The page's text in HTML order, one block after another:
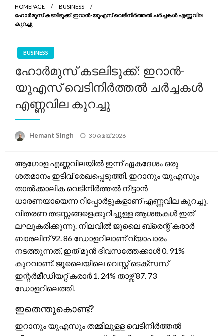
HOMEPAGE
BUSINESS
ഹോർമുസ് കടലിടുക്ക്: ഇറാൻ-യുഎസ് വെടിനിർത്തൽ ചർച്ചകൾ എണ്ണവില
കുറച്ചു
BUSINESS
ഹോർമുസ് കടലിടുക്ക്: ഇറാൻ-
യുഎസ് വെടിനിർത്തൽ ചർച്ചകൾ
എണ്ണവില കുറച്ചു
Hemant Singh
Posted
30 മെയ്‌ 2026
ആഗോള എണ്ണവിലയിൽ ഇന്ന് ഏകദേശം ഒരു
ശതമാനം ഇടിവ് രേഖപ്പെടുത്തി. ഇറാനും യുഎസും
താൽക്കാലിക വെടിനിർത്തൽ നീട്ടാൻ
ധാരണയായെന്ന റിപ്പോർട്ടുകളാണ് എണ്ണവില കുറച്ചു.
വിതരണ തടസ്സങ്ങളെക്കുറിച്ചുള്ള ആശങ്കകൾ ഇത്
ലഘൂകരിക്കുന്നു. നിലവിൽ ജൂലൈ ബ്രെന്റ് കരാർ
ബാരലിന് 92. 86 ഡോളറിലാണ് വ്യാപാരം
നടത്തുന്നത്, ഇത് മുൻ ദിവസത്തേക്കാൾ 0. 91%
കുറവാണ്. ജൂലൈയിലെ വെസ്റ്റ് ടെക്സസ്
ഇന്റർമീഡിയറ്റ് കരാർ 1. 24% താഴ്ന്ന് 87. 73
ഡോളറിലെത്തി.
ഇതെന്തുകൊണ്ട്?
ഇറാനും യുഎസും തമ്മിലുള്ള വെടിനിർത്തൽ